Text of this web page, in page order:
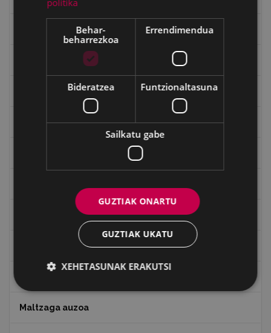
Gerra Zibilaren Interpretazio Zentroa
Ignacio Zuloaga (1870-2020)
Ignazio Zuloagaren margolanak Eibarko dendetan
Juan Antonio Palacios HARRIA
Julen Zabaletaren marrazkiak
Maltzaga auzoa
politika
Behar-
beharrezkoa
Errendimendua
Bideratzea Funtzionaltasuna
Sailkatu gabe
GUZTIAK ONARTU
GUZTIAK UKATU
XEHETASUNAK ERAKUTSI